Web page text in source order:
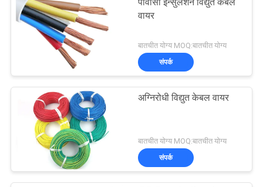
पीवीसी इन्सुलेशन विद्युत केबल
वायर
बातचीत योग्य MOQ:बातचीत योग्य
संपर्क
अग्निरोधी विद्युत केबल वायर
बातचीत योग्य MOQ:बातचीत योग्य
संपर्क